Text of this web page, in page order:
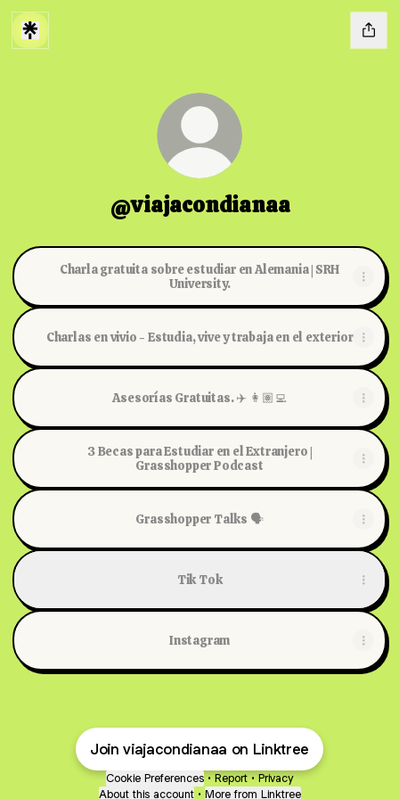
@viajacondianaa
Charla gratuita sobre estudiar en Alemania | SRH
University.
Charlas en vivio - Estudia, vive y trabaja en el exterior
Asesorías Gratuitas. ✈️ 👩🏽‍💻
3 Becas para Estudiar en el Extranjero |
Grasshopper Podcast
Grasshopper Talks 🗣️
Tik Tok
Instagram
Join viajacondianaa on Linktree
Cookie Preferences • Report • Privacy
About this account • More from Linktree